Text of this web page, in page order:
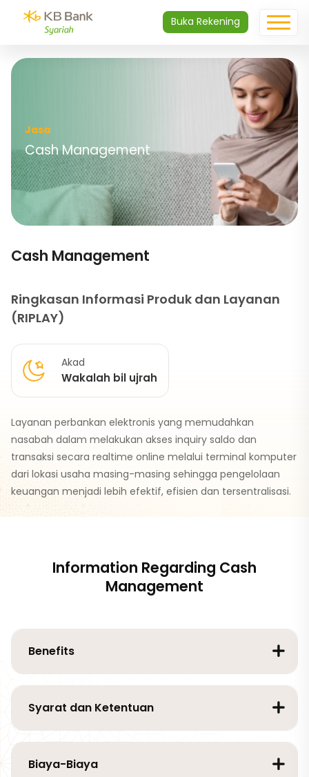
Buka Rekening
Jasa
Cash Management
Cash Management
Ringkasan Informasi Produk dan Layanan
(RIPLAY)
Akad
Wakalah bil ujrah
Layanan perbankan elektronis yang memudahkan
nasabah dalam melakukan akses inquiry saldo dan
transaksi secara realtime online melalui terminal komputer
dari lokasi usaha masing-masing sehingga pengelolaan
keuangan menjadi lebih efektif, efisien dan tersentralisasi.
Information Regarding Cash
Management
Benefits
Syarat dan Ketentuan
Biaya-Biaya